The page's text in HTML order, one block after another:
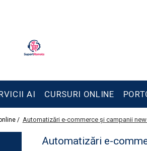
AI CURSURI ONLINE
/ Automatizări e-commerce și campanii
Automatizări e-